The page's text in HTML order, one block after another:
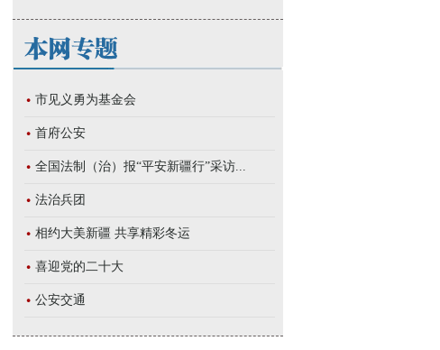
市见义勇为基金会
首府公安
全国法制（治）报“平安新疆行”采访...
法治兵团
相约大美新疆 共享精彩冬运
喜迎党的二十大
公安交通